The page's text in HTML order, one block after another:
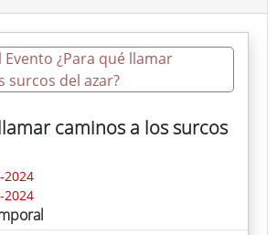
caminos a los surcos
2024
2024